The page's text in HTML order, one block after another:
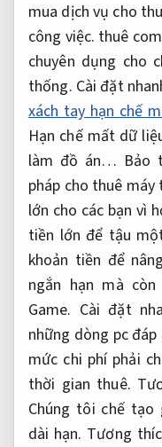
mua dịch vụ cho
công việc. thuê
chuyên dụng cho
thống. Cài đặt
xách tay hạn chế
Hạn chế mất dữ
làm đồ án… Bảo
pháp cho thuê
lớn cho các bạn vì
tiền lớn để tậu
khoản tiền để
ngắn hạn mà
Game. Cài đặt
những dòng pc
mức chi phí phải
thời gian thuê.
Chúng tôi chế tạo
dài hạn. Tương